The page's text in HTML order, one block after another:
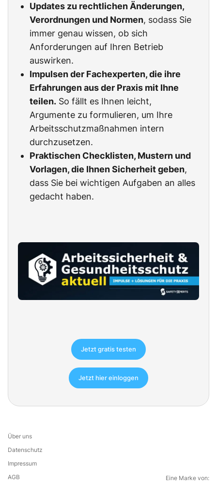
Updates zu rechtlichen Änderungen,
Verordnungen und Normen, sodass Sie
immer genau wissen, ob sich
Anforderungen auf Ihren Betrieb
auswirken.
Impulsen der Fachexperten, die ihre
Erfahrungen aus der Praxis mit Ihne
teilen. So fällt es Ihnen leicht,
Argumente zu formulieren, um Ihre
Arbeitsschutzmaßnahmen intern
durchzusetzen.
Praktischen Checklisten, Mustern und
Vorlagen, die Ihnen Sicherheit geben,
dass Sie bei wichtigen Aufgaben an alles
gedacht haben.
Jetzt gratis testen
Jetzt hier einloggen
Über uns
Datenschutz
Impressum
AGB
Eine Marke von: